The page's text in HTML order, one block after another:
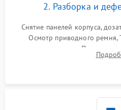
2. Разборка и
Снятие панелей корпуса,
Осмотр приводного ремня,
амортизаторов. Проверка
крестовины на износ, а